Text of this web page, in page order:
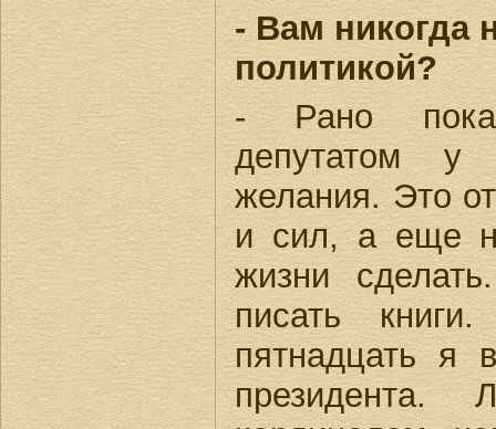
- Вам никогда
политикой?
- Рано
депутатом у
желания. Это
и сил, а еще
жизни
писать
пятнадцать я